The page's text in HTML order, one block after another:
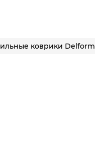
коврики Delform